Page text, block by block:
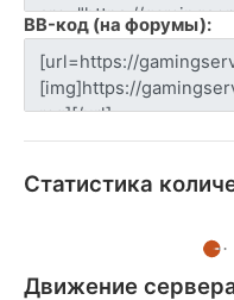
BB-код (на форумы):
Статистика
Движение